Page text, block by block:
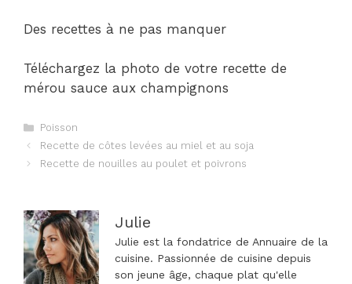
Des recettes à ne pas manquer
Téléchargez la photo de votre recette de
mérou sauce aux champignons
Catégories
Poisson
Navigation
des
Recette de côtes levées au miel et au soja
Recette de nouilles au poulet et poivrons
Julie
Julie est la fondatrice de Annuaire de la
cuisine. Passionnée de cuisine depuis
son jeune âge, chaque plat qu'elle